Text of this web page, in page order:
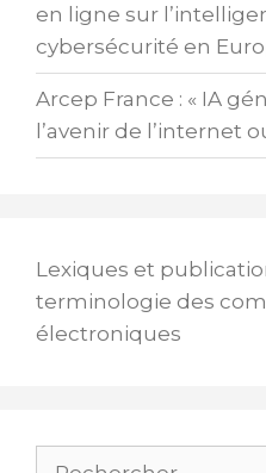
en ligne sur
cybersécurité en
Arcep France : « IA
l’avenir de l’internet
Lexiques et
terminologie des
électroniques
Rechercher :